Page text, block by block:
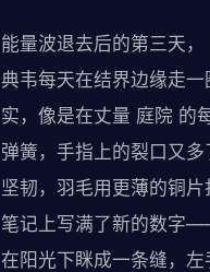
能量波退去后的第三天
典韦每天在结界边缘走
实，像是在丈量 庭院 的
弹簧，手指上的裂口又
坚韧，羽毛用更薄的铜
笔记上写满了新的数字
在阳光下眯成一条缝，